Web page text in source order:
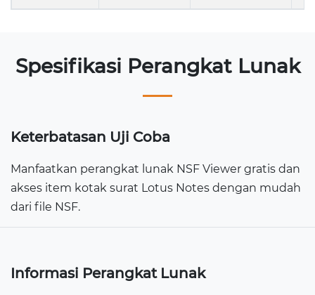
Spesifikasi Perangkat Lunak
Keterbatasan Uji Coba
Manfaatkan perangkat lunak NSF Viewer gratis dan
akses item kotak surat Lotus Notes dengan mudah
dari file NSF.
Informasi Perangkat Lunak